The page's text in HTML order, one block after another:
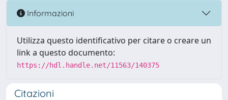
Informazioni
Utilizza questo identificativo per citare o creare un
link a questo documento:
https://hdl.handle.net/11563/140375
Citazioni